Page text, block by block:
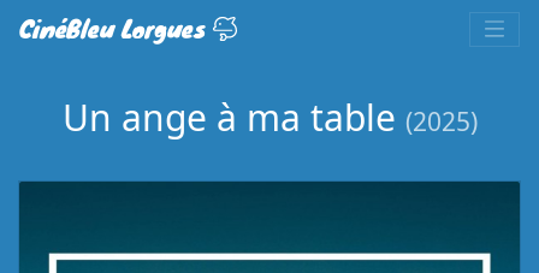
CinéBleu Lorgues
Un ange à ma table (2025)